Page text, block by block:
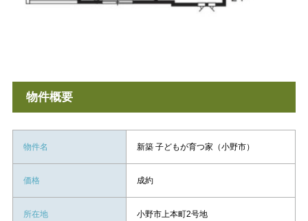
物件概要
物件名 新築 子どもが育つ家（小野市）
価格 成約
所在地 小野市上本町2号地